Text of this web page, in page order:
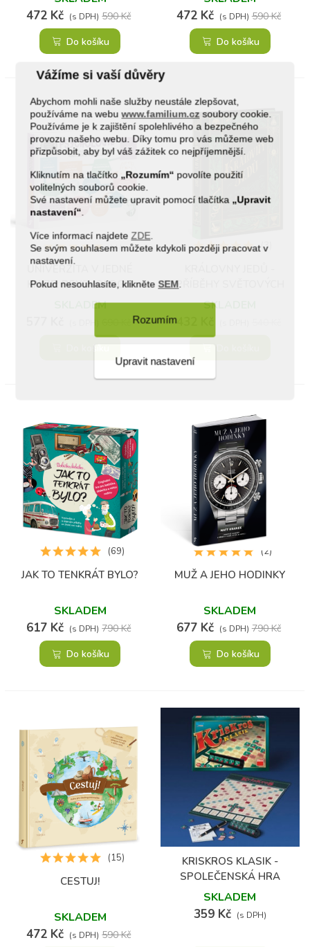
Vážíme si vaší důvěry
Abychom mohli naše služby neustále zlepšovat,
používáme na webuwww.familium.czsoubory cookie.
Používáme je k zajištění spolehlivého a bezpečného
provozu našeho webu. Díky tomu pro vás můžeme web
přizpůsobit, aby byl váš zážitek co nejpříjemnější.
Kliknutím na tlačítko „Rozumím“ povolíte použití
volitelných souborů cookie.
Své nastavení můžete upravit pomocí tlačítka „Upravit
nastavení“.
Více informací najdeteZDE.
Se svým souhlasem můžete kdykoli později pracovat v
nastavení.
Pokud nesouhlasíte, klikněte SEM.
Rozumím
Upravit nastavení
472 Kč (s DPH) 590 Kč
Do košíku
472 Kč (s DPH) 590 Kč
Do košíku
UNIVERZITA V JEDNÉ
KNIZE: PSYCHOLOGIE
SKLADEM
(1)
Do košíku
PŘÍBĚHY SVĚTOVÝCH
TRAVIČEK
SKLADEM
432 Kč
(3)
JAK TO TENKRÁT BYLO?
SKLADEM
617 Kč (s DPH) 790 Kč
(69)
Do košíku
MUŽ A JEHO HODINKY
SKLADEM
677 Kč (s DPH) 790 Kč
(2)
Do košíku
CESTUJ!
SKLADEM
472 Kč (s DPH) 590 Kč
(15)
KRISKROS KLASIK -
SPOLEČENSKÁ HRA
SKLADEM
359 Kč (s DPH)